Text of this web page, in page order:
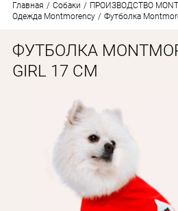
УХОД
НАШЕ
ДЛЯ
Главная Собаки
ПРОИЗВОДСТВО
Одежда Montmorency
Футболка
ФУТБОЛКА
GIRL 17 СМ